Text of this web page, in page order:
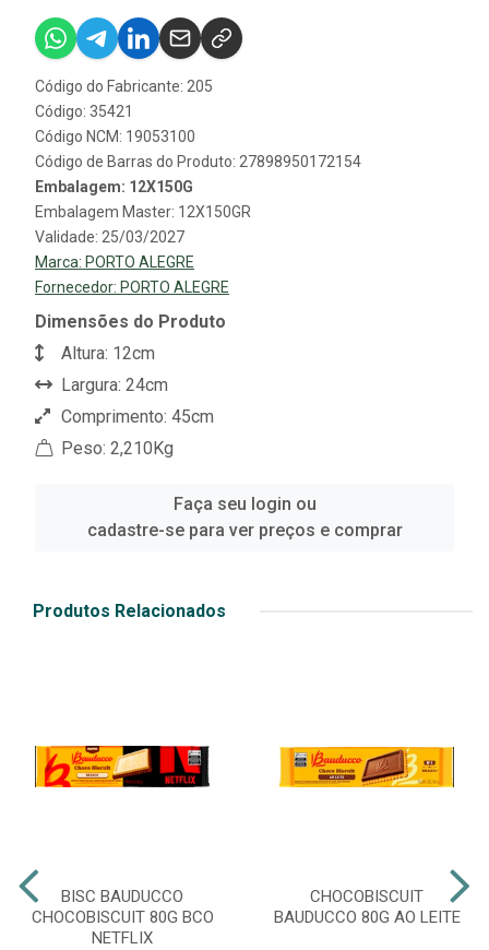
Código do Fabricante: 205
Código: 35421
Código NCM: 19053100
Código de Barras do Produto: 27898950172154
Embalagem: 12X150G
Embalagem Master: 12X150GR
Validade: 25/03/2027
Marca: PORTO ALEGRE
Fornecedor: PORTO ALEGRE
Dimensões do Produto
Altura: 12cm
Largura: 24cm
Comprimento: 45cm
Peso: 2,210Kg
Faça seu login ou
cadastre-se para ver preços e comprar
Produtos Relacionados
BISC BAUDUCCO
CHOCOBISCUIT 80G BCO
NETFLIX
CHOCOBISCUIT
BAUDUCCO 80G AO LEITE